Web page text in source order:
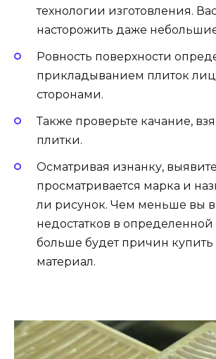
технологии изготовления.
насторожить даже
Ровность поверхности
прикладыванием плиток
сторонами.
Также проверьте качание,
плитки.
Осматривая изнанку,
просматривается марка и
ли рисунок. Чем меньше вы
недостатков в определенной
больше будет причин купить
материал.